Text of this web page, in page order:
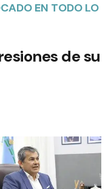
EN TODO LO
de su